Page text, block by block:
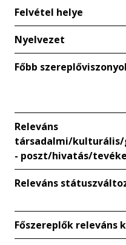
Felvétel helye
Nyelvezet
Főbb
Releváns
társadalmi/
- poszt/hivatás/
Releváns
Főszereplők releváns